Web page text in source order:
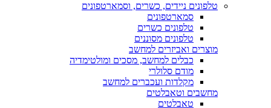
טלפונים ניידים, כשרים, וסמארטפונים
סמארטפונים
טלפונים כשרים
טלפונים מסוננים
מוצרים ואביזרים למחשב
כבלים למחשב, מסכים ומולטימדיה
מודם סלולרי
מקלדות ועכברים למחשב
מחשבים וטאבלטים
טאבלטים